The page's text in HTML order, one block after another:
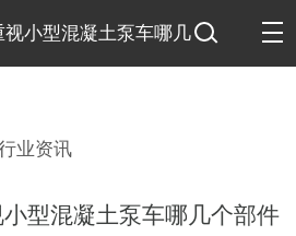
小型混凝土泵车哪几
业资讯
型混凝土泵车哪几个部件